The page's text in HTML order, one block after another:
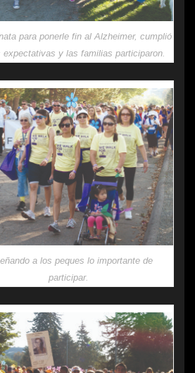
para ponerle fin al Alzheimer, cumplió
expectativas y las familias participaron.
a los peques lo importante de
participar.